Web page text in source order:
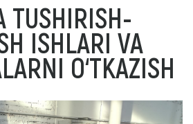
TUSHIRISH-
ISHLARI VA
O‘TKAZISH